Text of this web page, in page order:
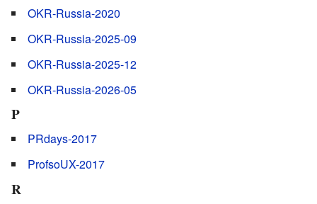
OKR-Russia-2020
OKR-Russia-2025-09
OKR-Russia-2025-12
OKR-Russia-2026-05
P
PRdays-2017
ProfsoUX-2017
R